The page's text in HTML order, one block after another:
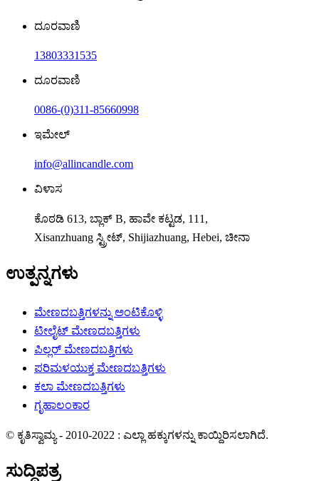
ದೂರವಾಣಿ
13803331535
ದೂರವಾಣಿ
0086-(0)311-85660998
ಇಮೇಲ್
info@allincandle.com
ವಿಳಾಸ
ಕೊಠಡಿ 613, ಬ್ಲಾಕ್ B, ಹಾವೇ ಕಟ್ಟಡ, 111,
Xisanzhuang ಸ್ಟ್ರೀಟ್, Shijiazhuang, Hebei, ಚೀನಾ
ಉತ್ಪನ್ನಗಳು
ಮೇಣದಬತ್ತಿಗಳನ್ನು ಅಂಟಿಕೊಳ್ಳಿ
ಟೀಲೈಟ್ ಮೇಣದಬತ್ತಿಗಳು
ಪಿಲ್ಲರ್ ಮೇಣದಬತ್ತಿಗಳು
ಪರಿಮಳಯುಕ್ತ ಮೇಣದಬತ್ತಿಗಳು
ಕಲಾ ಮೇಣದಬತ್ತಿಗಳು
ಗೃಹಾಲಂಕಾರ
© ಕೃತಿಸ್ವಾಮ್ಯ - 2010-2022 : ಎಲ್ಲಾ ಹಕ್ಕುಗಳನ್ನು ಕಾಯ್ದಿರಿಸಲಾಗಿದೆ.
ಸುದ್ದಿಪತ್ರ